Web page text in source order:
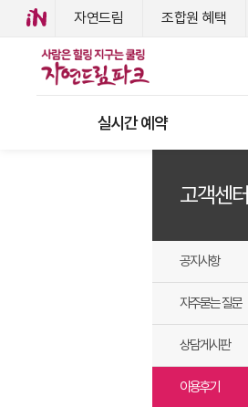
자연드림 조합원 혜택
실시간 예약
고객센터
공지사항
자주묻는 질문
상담게시판
이용후기